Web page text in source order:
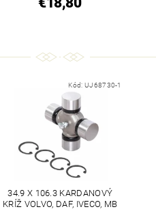
Kód: UJ68730-1
34.9 X 106.3 KARDANOVÝ
KRÍŽ VOLVO, DAF, IVECO, MB